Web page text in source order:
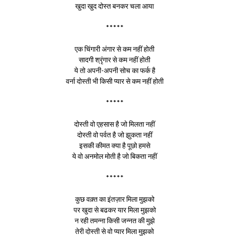
खुदा खुद दोस्त बनकर चला आया
*****
एक चिंगारी अंगार से कम नहीं होती
सादगी श्रृंगार से कम नहीं होती
ये तो अपनी-अपनी सोच का फर्क है
वर्ना दोस्ती भी किसी प्यार से कम नहीं होती
*****
दोस्ती वो एहसास है जो मिलता नहीं
दोस्ती वो पर्वत है जो झुकता नहीं
इसकी कीमत क्या है पूछो हमसे
ये वो अनमोल मोती है जो बिकता नहीं
*****
कुछ वक़्त का इंतज़ार मिला मुझको
पर खुदा से बढकर यार मिला मुझको
न रही तमन्ना किसी जन्नत की मुझे
तेरी दोस्ती से वो प्यार मिला मुझको